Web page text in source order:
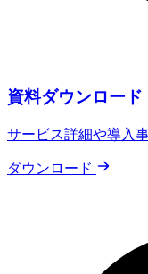
資料ダウンロード
サービス詳細や導入
ダウンロード